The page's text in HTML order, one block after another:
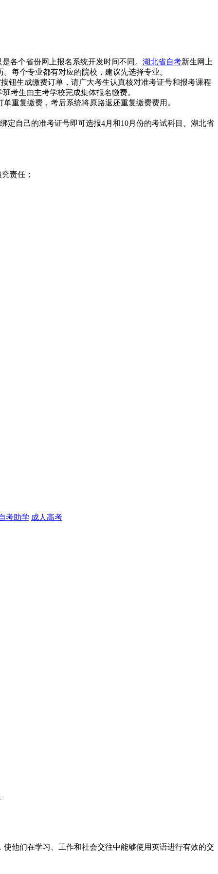
各个省份网上报名系统开发时间不同。 湖北省自考新生网上
每个专业都有对应的院校，建议先选择专业。
钮生成缴费订单，请广大考生认真核对准考证号和报考课程
考生由主考学校完成集体报名缴费。
重复缴费，考后系统将原路返还重复缴费费用。
定自己的准考证号即可选报4月和10月份的考试科目。湖北省
责任；
考助学 成人高考
他们在学习、工作和社会交往中能够使用英语进行有效的交